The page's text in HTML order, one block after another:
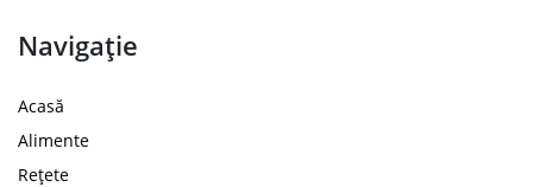
Navigație
Acasă
Alimente
Rețete